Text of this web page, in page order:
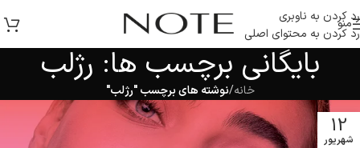
رد کردن به ناوبری
رد کردن به محتوای اصلی
منو
بایگانی برچسب ها: رژلب
خانه/نوشته های برچسب "رژلب"
12
شهریور